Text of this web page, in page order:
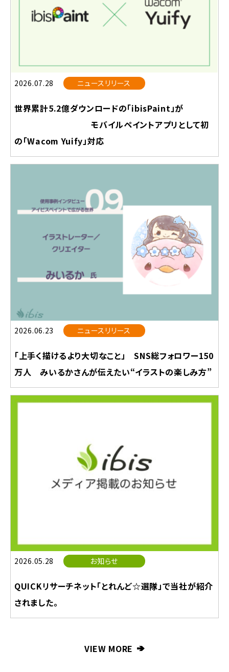
2026.07.28 ニュースリリース
世界累計5.2億ダウンロードの「ibisPaint」が
モバイルペイントアプリとして初
の「Wacom Yuify」対応
2026.06.23 ニュースリリース
「上手く描けるより大切なこと」 SNS総フォロワー150
万人 みいるかさんが伝えたい“イラストの楽しみ方”
2026.05.28 お知らせ
QUICKリサーチネット「とれんど☆選隊」で当社が紹介
されました。
VIEW MORE